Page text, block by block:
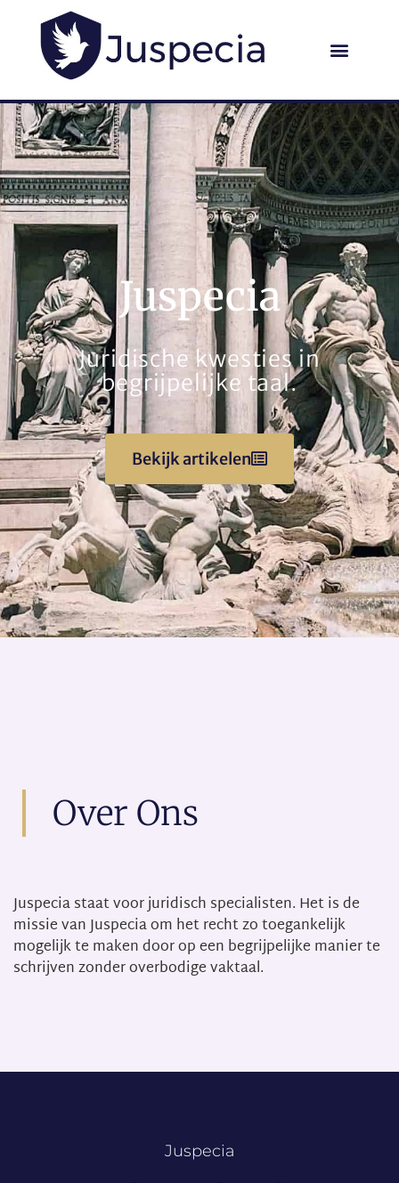
Juspecia
Juridische kwesties in
begrijpelijke taal.
Bekijk artikelen
Over Ons
Juspecia staat voor juridisch specialisten. Het is de
missie van Juspecia om het recht zo toegankelijk
mogelijk te maken door op een begrijpelijke manier te
schrijven zonder overbodige vaktaal.
Juspecia